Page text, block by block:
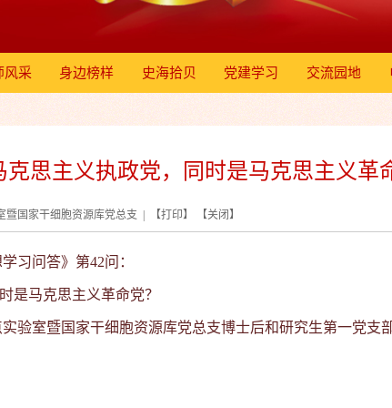
风采 身边榜样 史海拾贝 党建学习 交流园地
克思主义执政党，同时是马克思主义革
暨国家干细胞资源库党总支 | 【打印】 【关闭 】
习问答》第42问：
马克思主义革命党？
验室暨国家干细胞资源库党总支博士后和研究生第一党支